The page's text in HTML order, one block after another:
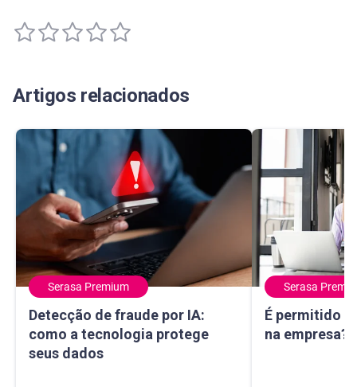
Artigos relacionados
Serasa Premium
Detecção de fraude por IA:
como a tecnologia protege
seus dados
Detecção de fraude por IA: como a tecnologia protege
Serasa
É permitido
na empresa?
É permitido